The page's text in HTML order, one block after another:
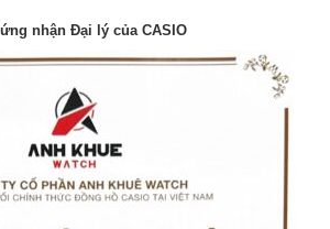
nhận Đại lý của CASIO